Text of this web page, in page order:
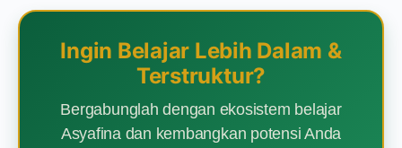
Ingin Belajar Lebih Dalam &
Terstruktur?
Bergabunglah dengan ekosistem belajar
Asyafina dan kembangkan potensi Anda